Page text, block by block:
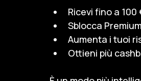
Ricevi fino a
Sblocca
Aumenta i tuoi
Ottieni più